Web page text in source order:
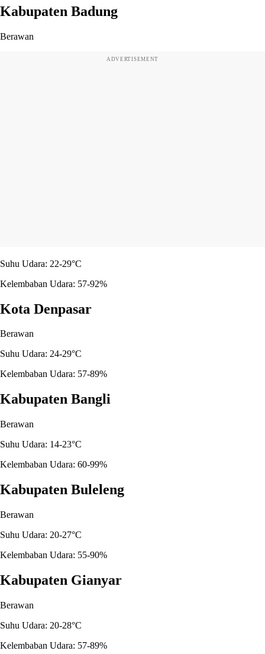
Kabupaten Badung
Berawan
ADVERTISEMENT
Suhu Udara: 22-29°C
Kelembaban Udara: 57-92%
Kota Denpasar
Berawan
Suhu Udara: 24-29°C
Kelembaban Udara: 57-89%
Kabupaten Bangli
Berawan
Suhu Udara: 14-23°C
Kelembaban Udara: 60-99%
Kabupaten Buleleng
Berawan
Suhu Udara: 20-27°C
Kelembaban Udara: 55-90%
Kabupaten Gianyar
Berawan
Suhu Udara: 20-28°C
Kelembaban Udara: 57-89%